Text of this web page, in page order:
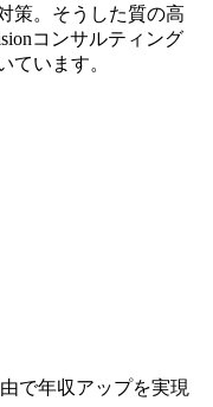
プロジェクトによる
が可能 100名規模に
ングファームや総合
トワークが可能 総合
、全方位のクライア
ーズに関わることが
策。そうした質の高
コンサルティング
ています。
で年収アップを実現